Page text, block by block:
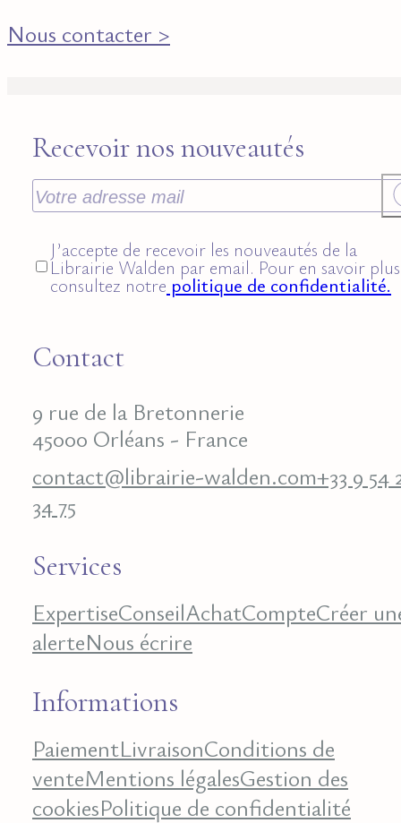
Nous contacter >
Recevoir nos nouveautés
J’accepte de recevoir les nouveautés de la
Librairie Walden par email. Pour en savoir
consultez notre politique de confidentialité.
Contact
9 rue de la Bretonnerie
45000 Orléans - France
contact@librairie-walden.com+33 9 54
34 75
Services
ExpertiseConseilAchatCompteCréer
alerteNous écrire
Informations
PaiementLivraisonConditions de
venteMentions légalesGestion des
cookiesPolitique de confidentialité